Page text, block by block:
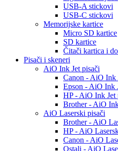
USB-A stickovi
USB-C stickovi
Memorijske kartice
Micro SD kartice
SD kartice
Čitači kartica i
Pisači i skeneri
AiO Ink Jet pisači
Canon - AiO Ink
Epson - AiO Ink
HP - AiO Ink Jet
Brother - AiO
AiO Laserski pisači
Brother - AiO
HP - AiO
Canon - AiO
Ostali - AiO